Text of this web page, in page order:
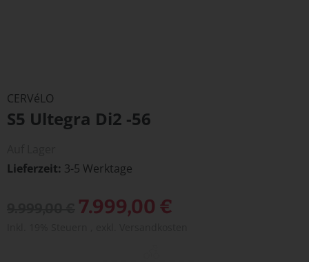
der
Bildergalerie
CERVéLO
S5 Ultegra Di2 -56
Lieferzeit 3-5 Werktage
Sonderangebot
7.999,00 €